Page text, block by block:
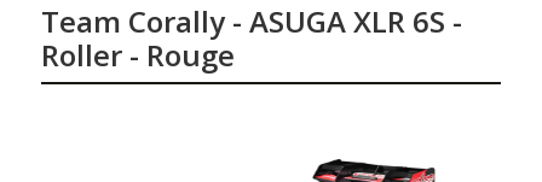
Team Corally - ASUGA XLR 6S -
Roller - Rouge